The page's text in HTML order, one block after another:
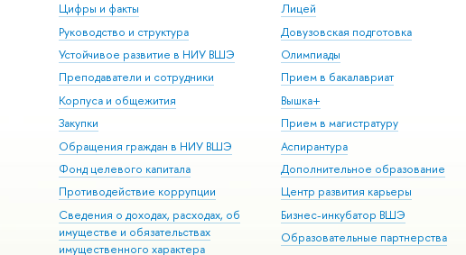
Цифры и факты
Руководство и структура
Устойчивое развитие в НИУ ВШЭ
Преподаватели и сотрудники
Корпуса и общежития
Закупки
Обращения граждан в НИУ ВШЭ
Фонд целевого капитала
Противодействие коррупции
Сведения о доходах, расходах, об
имуществе и обязательствах
имущественного характера
Лицей
Довузовская подготовка
Олимпиады
Прием в бакалавриат
Вышка+
Прием в магистратуру
Аспирантура
Дополнительное образование
Центр развития карьеры
Бизнес-инкубатор ВШЭ
Образовательные партнерства